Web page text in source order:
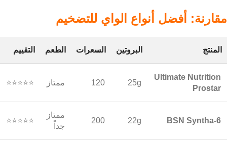
مقارنة: أفضل أنواع الواي للتضخيم
المنتج البروتين السعرات الطعم التقييم
Ultimate Nutrition
Prostar
25g
120 ممتاز ⭐⭐⭐⭐⭐
BSN Syntha-6
22g
200
ممتاز
جداً
⭐⭐⭐⭐⭐